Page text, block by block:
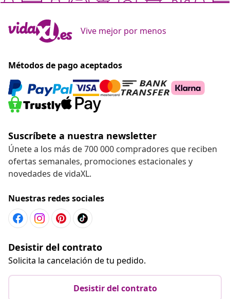
Vive mejor por menos
Métodos de pago aceptados
Suscríbete a nuestra newsletter
Únete a los más de 700 000 compradores que reciben
ofertas semanales, promociones estacionales y
novedades de vidaXL.
Nuestras redes sociales
Desistir del contrato
Solicita la cancelación de tu pedido.
Desistir del contrato